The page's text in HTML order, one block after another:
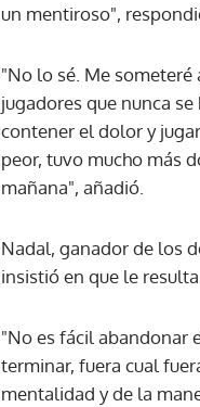
un mentiroso",
"No lo sé. Me someteré
jugadores que nunca
contener el dolor y
peor, tuvo mucho más
mañana", añadió.
Nadal, ganador de los
insistió en que le
"No es fácil abandonar
terminar, fuera cual
mentalidad y de la